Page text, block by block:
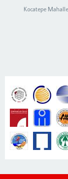
Kocatepe